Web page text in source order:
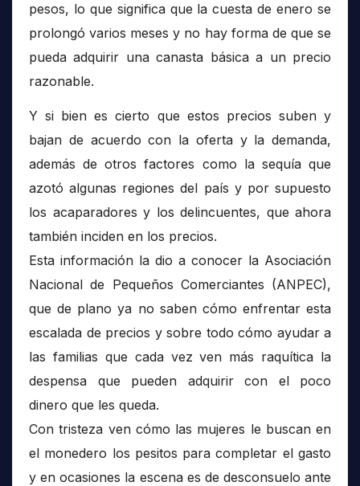
pesos, lo que significa que la cuesta de enero se
prolongó varios meses y no hay forma de que se
pueda adquirir una canasta básica a un precio
razonable.
Y si bien es cierto que estos precios suben y
bajan de acuerdo con la oferta y la demanda,
además de otros factores como la sequía que
azotó algunas regiones del país y por supuesto
los acaparadores y los delincuentes, que ahora
también inciden en los precios.
Esta información la dio a conocer la Asociación
Nacional de Pequeños Comerciantes (ANPEC),
que de plano ya no saben cómo enfrentar esta
escalada de precios y sobre todo cómo ayudar a
las familias que cada vez ven más raquítica la
despensa que pueden adquirir con el poco
dinero que les queda.
Con tristeza ven cómo las mujeres le buscan en
el monedero los pesitos para completar el gasto
y en ocasiones la escena es de desconsuelo ante